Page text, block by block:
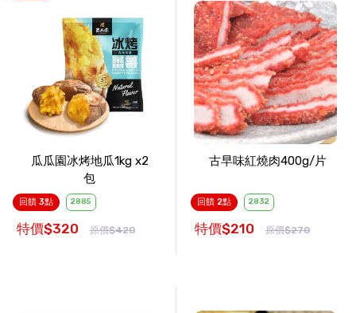
瓜瓜園冰烤地瓜1kg x2
包
回饋 3點 2885
特價$320 原價$420
古早味紅燒肉400g/片
回饋 2點 2832
特價$210 原價$270